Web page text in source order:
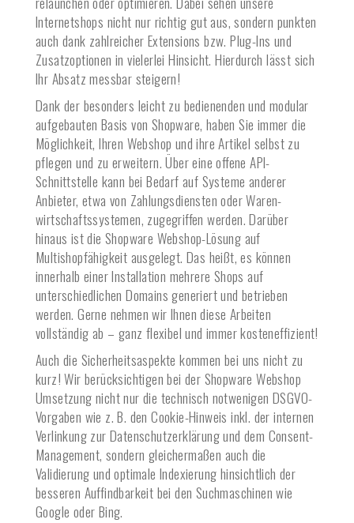
Internetshops nicht nur richtig gut aus, sondern punkten
auch dank zahlreicher Extensions bzw. Plug-Ins und
Zusatzoptionen in vielerlei Hinsicht. Hierdurch lässt sich
Ihr Absatz messbar steigern!
Dank der besonders leicht zu bedienenden und modular
aufgebauten Basis von Shopware, haben Sie immer die
Möglichkeit, Ihren Webshop und ihre Artikel selbst zu
pflegen und zu erweitern. Über eine offene API-
Schnittstelle kann bei Bedarf auf Systeme anderer
Anbieter, etwa von Zahlungsdiensten oder Waren­
wirtschafts­systemen, zugegriffen werden. Darüber
hinaus ist die Shopware Webshop-Lösung auf
Multishopfähigkeit ausgelegt. Das heißt, es können
innerhalb einer Installation mehrere Shops auf
unterschiedlichen Domains generiert und betrieben
werden. Gerne nehmen wir Ihnen diese Arbeiten
vollständig ab – ganz flexibel und immer kosteneffizient!
Auch die Sicherheitsaspekte kommen bei uns nicht zu
kurz! Wir berücksichtigen bei der Shopware Webshop
Umsetzung nicht nur die technisch notwenigen DSGVO-
Vorgaben wie z. B. den Cookie-Hinweis inkl. der internen
Verlinkung zur Datenschutzerklärung und dem Consent-
Management, sondern gleichermaßen auch die
Validierung und optimale Indexierung hinsichtlich der
besseren Auffindbarkeit bei den Suchmaschinen wie
Google oder Bing.